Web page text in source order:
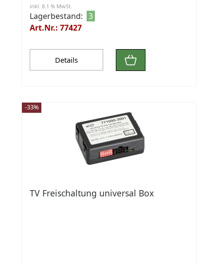
inkl. 8.1 % MwSt.
Lagerbestand: 3
Art.Nr.: 77427
Details
-33%
TV Freischaltung universal Box